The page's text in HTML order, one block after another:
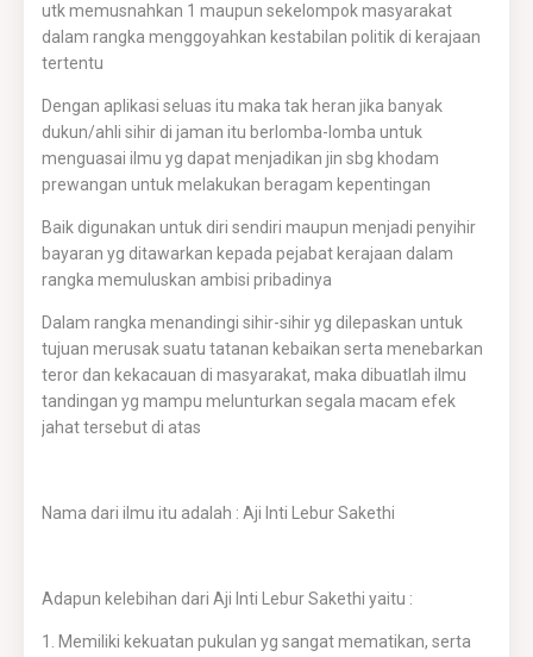
utk memusnahkan 1 maupun sekelompok masyarakat
dalam rangka menggoyahkan kestabilan politik di kerajaan
tertentu
Dengan aplikasi seluas itu maka tak heran jika banyak
dukun/ahli sihir di jaman itu berlomba-lomba untuk
menguasai ilmu yg dapat menjadikan jin sbg khodam
prewangan untuk melakukan beragam kepentingan
Baik digunakan untuk diri sendiri maupun menjadi penyihir
bayaran yg ditawarkan kepada pejabat kerajaan dalam
rangka memuluskan ambisi pribadinya
Dalam rangka menandingi sihir-sihir yg dilepaskan untuk
tujuan merusak suatu tatanan kebaikan serta menebarkan
teror dan kekacauan di masyarakat, maka dibuatlah ilmu
tandingan yg mampu melunturkan segala macam efek
jahat tersebut di atas
Nama dari ilmu itu adalah : Aji Inti Lebur Sakethi
Adapun kelebihan dari Aji Inti Lebur Sakethi yaitu :
1. Memiliki kekuatan pukulan yg sangat mematikan, serta